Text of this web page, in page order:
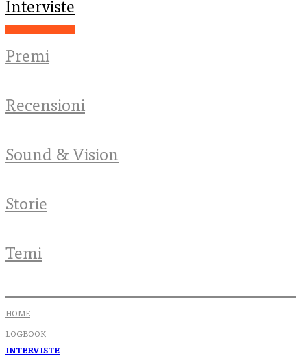
Interviste
Premi
Recensioni
Sound & Vision
Storie
Temi
HOME
LOGBOOK
INTERVISTE